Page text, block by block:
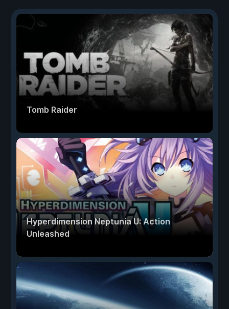
Tomb Raider
Hyperdimension Neptunia U: Action
Unleashed